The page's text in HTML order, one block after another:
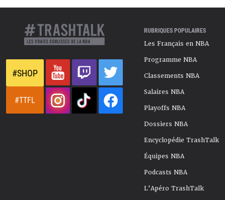
#SHOP
#TTFL
RUBRIQUES POPULAIRES
Les Français en NBA
Programme NBA
Classements NBA
Salaires NBA
Playoffs NBA
Dossiers NBA
Encyclopédie TrashTalk
Équipes NBA
Podcasts NBA
L'Apéro TrashTalk